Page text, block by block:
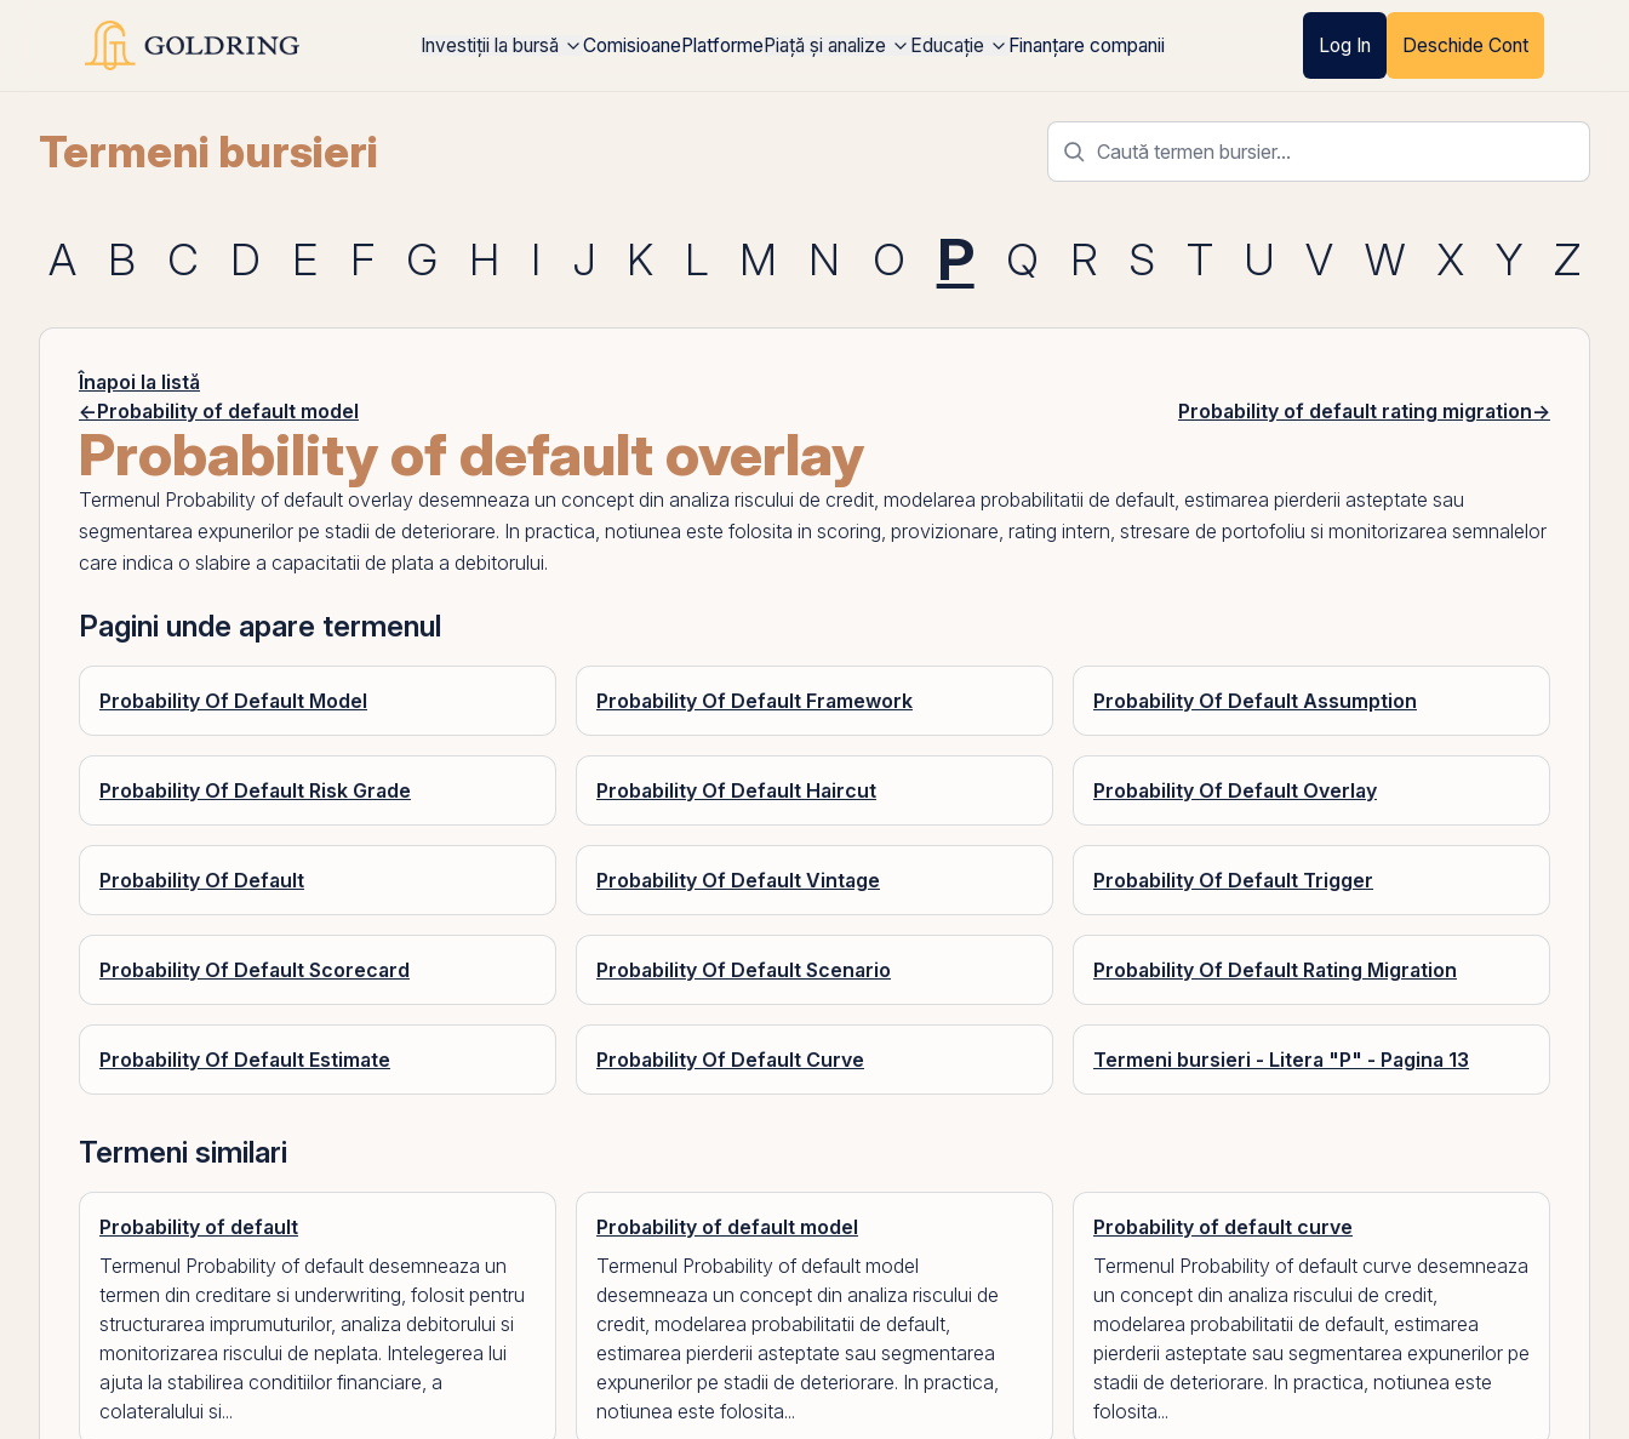
Investiții la bursă ComisioanePlatformePiață și analize Educație Finanțare companii Log In Deschide Cont
Termeni bursieri
A B C D E F G H I J K L M N O P Q R S T U V W X Y Z
Înapoi la listă
←Probability of default model Probability of default rating migration→
Probability of default overlay
Termenul Probability of default overlay desemneaza un concept din analiza riscului de credit, modelarea probabilitatii de default, estimarea pierderii asteptate sau
segmentarea expunerilor pe stadii de deteriorare. In practica, notiunea este folosita in scoring, provizionare, rating intern, stresare de portofoliu si monitorizarea semnalelor
care indica o slabire a capacitatii de plata a debitorului.
Pagini unde apare termenul
Probability Of Default Model Probability Of Default Framework Probability Of Default Assumption
Probability Of Default Risk Grade Probability Of Default Haircut Probability Of Default Overlay
Probability Of Default Probability Of Default Vintage Probability Of Default Trigger
Probability Of Default Scorecard Probability Of Default Scenario Probability Of Default Rating Migration
Probability Of Default Estimate Probability Of Default Curve Termeni bursieri - Litera "P" - Pagina 13
Termeni similari
Probability of default
Termenul Probability of default desemneaza un
termen din creditare si underwriting, folosit pentru
structurarea imprumuturilor, analiza debitorului si
monitorizarea riscului de neplata. Intelegerea lui
ajuta la stabilirea conditiilor financiare, a
colateralului si...
Probability of default model
Termenul Probability of default model
desemneaza un concept din analiza riscului de
credit, modelarea probabilitatii de default,
estimarea pierderii asteptate sau segmentarea
expunerilor pe stadii de deteriorare. In practica,
notiunea este folosita...
Probability of default curve
Termenul Probability of default curve desemneaza
un concept din analiza riscului de credit,
modelarea probabilitatii de default, estimarea
pierderii asteptate sau segmentarea expunerilor pe
stadii de deteriorare. In practica, notiunea este
folosita...